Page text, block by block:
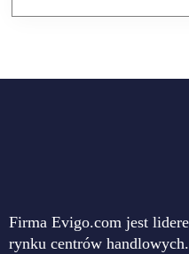
Firma Evigo.com jest
rynku centrów